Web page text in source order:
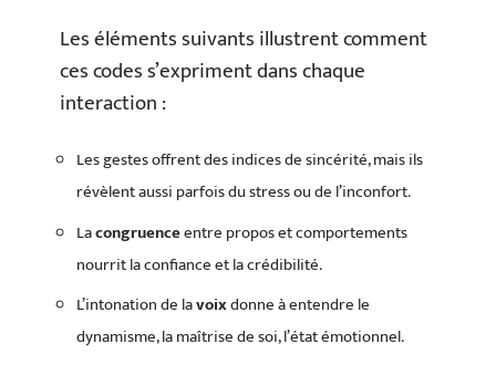
Les éléments suivants illustrent comment
ces codes s’expriment dans chaque
interaction :
Les gestes offrent des indices de sincérité, mais ils
révèlent aussi parfois du stress ou de l’inconfort.
Lacongruenceentre propos et comportements
nourrit la confiance et la crédibilité.
L’intonation de lavoixdonne à entendre le
dynamisme, la maîtrise de soi, l’état émotionnel.